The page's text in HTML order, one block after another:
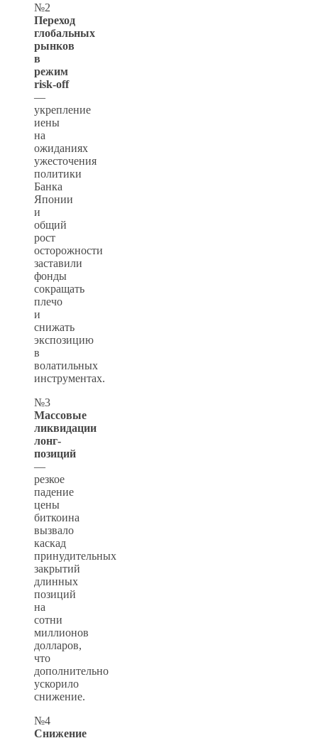
№2
Переход
глобальных
рынков
в
режим
risk-off
—
укрепление
иены
на
ожиданиях
ужесточения
политики
Банка
Японии
и
общий
рост
осторожности
заставили
фонды
сокращать
плечо
и
снижать
экспозицию
в
волатильных
инструментах.
№3
Массовые
ликвидации
лонг-
позиций
—
резкое
падение
цены
биткоина
вызвало
каскад
принудительных
закрытий
длинных
позиций
на
сотни
миллионов
долларов,
что
дополнительно
ускорило
снижение.
№4
Снижение